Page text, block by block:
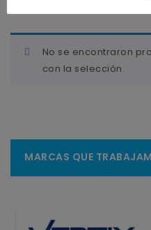
No se encontraron
con la selección.
MARCAS QUE